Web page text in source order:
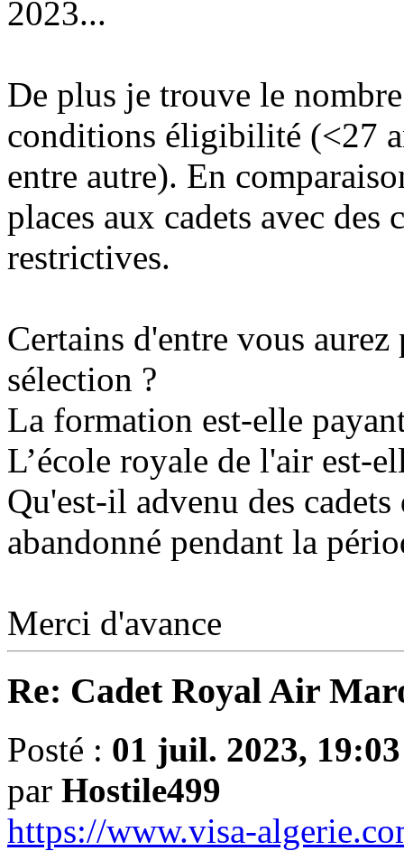
2023...
De plus je trouve le
conditions éligibilité (<27
entre autre). En
places aux cadets avec
restrictives.
Certains d'entre vous
sélection ?
La formation est-elle
L’école royale de l'air est-
Qu'est-il advenu des
abandonné pendant la
Merci d'avance
Re: Cadet Royal Air
Posté : 01 juil. 2023, 19:03
par Hostile499
https://www.visa-